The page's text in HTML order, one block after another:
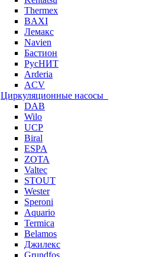
Thermex
BAXI
Лемакс
Navien
Бастион
РусНИТ
Arderia
ACV
Циркуляционные насосы
DAB
Wilo
UCP
Biral
ESPA
ZOTA
Valtec
STOUT
Wester
Speroni
Aquario
Termica
Belamos
Джилекс
Grundfos